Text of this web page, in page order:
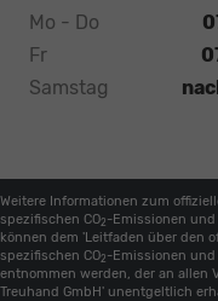
Mo - Do
Fr
Samstag
Weitere Informationen zum
spezifischen CO2 -Emissionen und
können dem 'Leitfaden über den
spezifischen CO2 -Emissionen und
entnommen werden, der an allen
Treuhand GmbH' unentgeltlich